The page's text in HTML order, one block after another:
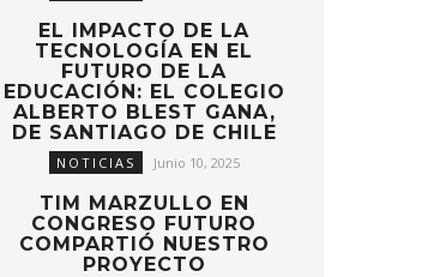
EL IMPACTO DE LA
TECNOLOGÍA EN EL
FUTURO DE LA
EDUCACIÓN: EL COLEGIO
ALBERTO BLEST GANA,
DE SANTIAGO DE CHILE
NOTICIAS Junio 10, 2025
TIM MARZULLO EN
CONGRESO FUTURO
COMPARTIÓ NUESTRO
PROYECTO